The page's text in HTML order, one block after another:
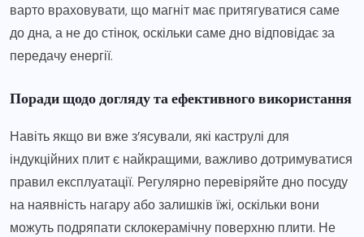
варто враховувати, що магніт має притягуватися саме
до дна, а не до стінок, оскільки саме дно відповідає за
передачу енергії.
Поради щодо догляду та ефективного використання
Навіть якщо ви вже з’ясували, які каструлі для
індукційних плит є найкращими, важливо дотримуватися
правил експлуатації. Регулярно перевіряйте дно посуду
на наявність нагару або залишків їжі, оскільки вони
можуть подряпати склокерамічну поверхню плити. Не